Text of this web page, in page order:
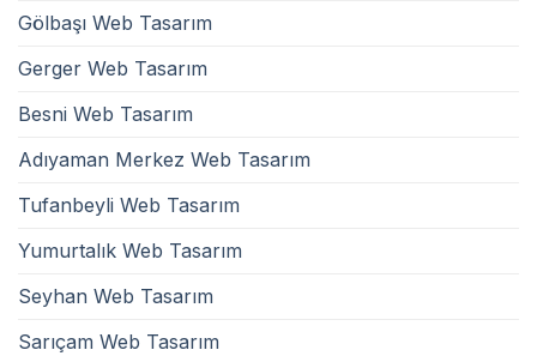
Gölbaşı Web Tasarım
Gerger Web Tasarım
Besni Web Tasarım
Adıyaman Merkez Web Tasarım
Tufanbeyli Web Tasarım
Yumurtalık Web Tasarım
Seyhan Web Tasarım
Sarıçam Web Tasarım